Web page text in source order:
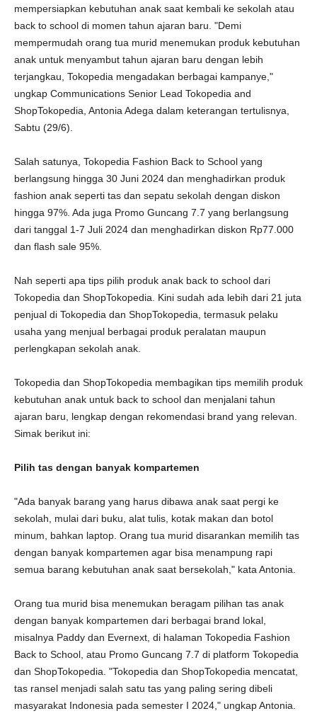
mempersiapkan kebutuhan anak saat kembali ke sekolah atau
back to school di momen tahun ajaran baru. "Demi
mempermudah orang tua murid menemukan produk kebutuhan
anak untuk menyambut tahun ajaran baru dengan lebih
terjangkau, Tokopedia mengadakan berbagai kampanye,"
ungkap Communications Senior Lead Tokopedia and
ShopTokopedia, Antonia Adega dalam keterangan tertulisnya,
Sabtu (29/6).
Salah satunya, Tokopedia Fashion Back to School yang
berlangsung hingga 30 Juni 2024 dan menghadirkan produk
fashion anak seperti tas dan sepatu sekolah dengan diskon
hingga 97%. Ada juga Promo Guncang 7.7 yang berlangsung
dari tanggal 1-7 Juli 2024 dan menghadirkan diskon Rp77.000
dan flash sale 95%.
Nah seperti apa tips pilih produk anak back to school dari
Tokopedia dan ShopTokopedia. Kini sudah ada lebih dari 21 juta
penjual di Tokopedia dan ShopTokopedia, termasuk pelaku
usaha yang menjual berbagai produk peralatan maupun
perlengkapan sekolah anak.
Tokopedia dan ShopTokopedia membagikan tips memilih produk
kebutuhan anak untuk back to school dan menjalani tahun
ajaran baru, lengkap dengan rekomendasi brand yang relevan.
Simak berikut ini:
Pilih tas dengan banyak kompartemen
"Ada banyak barang yang harus dibawa anak saat pergi ke
sekolah, mulai dari buku, alat tulis, kotak makan dan botol
minum, bahkan laptop. Orang tua murid disarankan memilih tas
dengan banyak kompartemen agar bisa menampung rapi
semua barang kebutuhan anak saat bersekolah," kata Antonia.
Orang tua murid bisa menemukan beragam pilihan tas anak
dengan banyak kompartemen dari berbagai brand lokal,
misalnya Paddy dan Evernext, di halaman Tokopedia Fashion
Back to School, atau Promo Guncang 7.7 di platform Tokopedia
dan ShopTokopedia. "Tokopedia dan ShopTokopedia mencatat,
tas ransel menjadi salah satu tas yang paling sering dibeli
masyarakat Indonesia pada semester I 2024," ungkap Antonia.